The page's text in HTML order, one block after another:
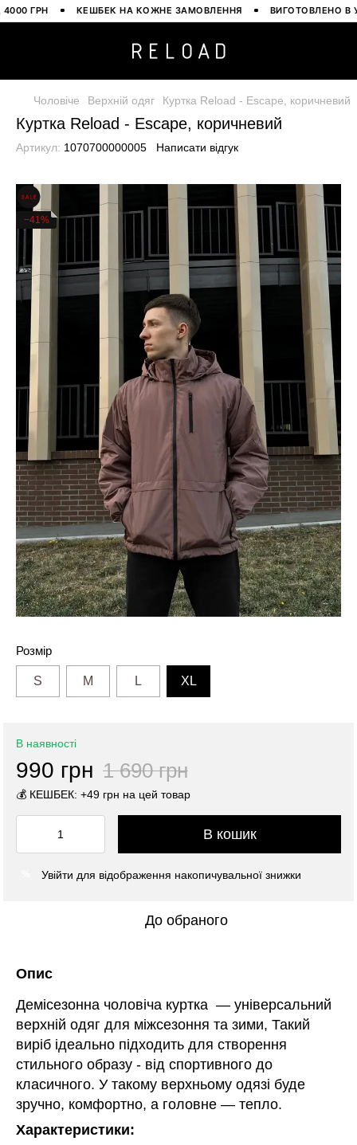
ГРН КЕШБЕК НА КОЖНЕ ЗАМОВЛЕННЯ ВИГОТОВЛЕНО В
Чоловіче Верхній одяг Куртка Reload - Escape, коричневий
Куртка Reload - Escape, коричневий
Артикул: 1070700000005 Написати відгук
−41%
Розмір
S M L XL
В наявності
990 грн 1 690 грн
💰 КЕШБЕК: +49 грн на цей товар
В кошик
Увійти для відображення накопичувальної знижки
До обраного
Опис
Демісезонна чоловіча куртка — універсальний
верхній одяг для міжсезоння та зими, Такий
виріб ідеально підходить для створення
стильного образу - від спортивного до
класичного. У такому верхньому одязі буде
зручно, комфортно, а головне — тепло.
Характеристики: